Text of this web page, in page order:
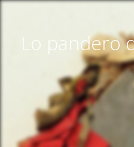
Lo pandero